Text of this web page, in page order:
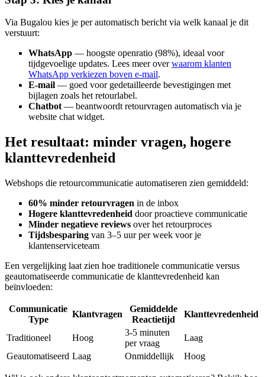
Via Bugalou kies je per automatisch bericht via welk kanaal je dit
verstuurt:
WhatsApp — hoogste openratio (98%), ideaal voor
tijdgevoelige updates. Lees meer overwaarom klanten
WhatsApp verkiezen boven e-mail.
E-mail — goed voor gedetailleerde bevestigingen met
bijlagen zoals het retourlabel.
Chatbot — beantwoordt retourvragen automatisch via je
website chat widget.
Het resultaat: minder vragen, hogere
klanttevredenheid
Webshops die retourcommunicatie automatiseren zien gemiddeld:
60% minder retourvragen in de inbox
Hogere klanttevredenheid door proactieve communicatie
Minder negatieve reviews over het retourproces
Tijdsbesparing van 3–5 uur per week voor je
klantenserviceteam
Een vergelijking laat zien hoe traditionele communicatie versus
geautomatiseerde communicatie de klanttevredenheid kan
beïnvloeden:
Communicatie
Type
Klantvragen
Gemiddelde
Reactietijd
Klanttevredenheid
Traditioneel Hoog
3-5 minuten
per vraag
Laag
Geautomatiseerd Laag Onmiddellijk Hoog